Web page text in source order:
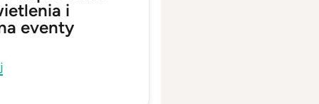
i
eventy